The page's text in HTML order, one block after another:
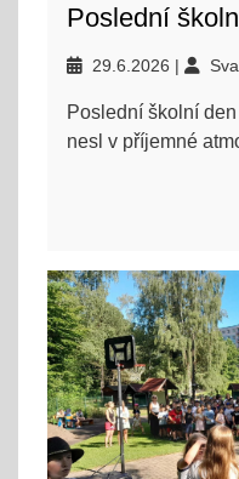
Poslední
29.6.2026
Poslední školní
nesl v příjemné